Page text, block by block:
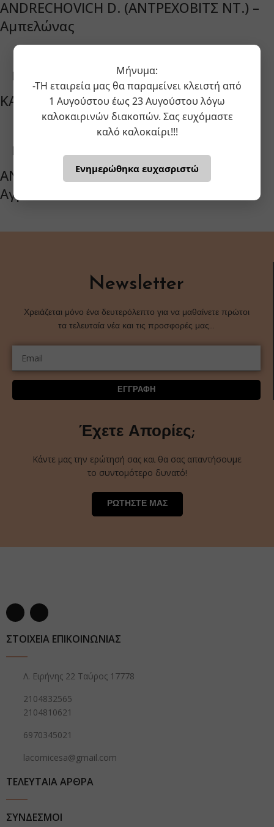
ANDRECHOVICH D. (ΑΝΤΡΕΧΟΒΙΤΣ ΝΤ.) –
Aμπελώνας
KADHIM (ΚΑΝΤΙΜ) 36-175 / 3
ANDRECHOVICH D. (ΑΝΤΡΕΧΟΒΙΤΣ ΝΤ.) –
Αγροικία
Newsletter
Χρειάζεται μόνο ένα δευτερόλεπτο για να μαθαίνετε πρώτοι
τα τελευταία νέα και τις προσφορές μας…
ΕΓΓΡΑΦΗ
Έχετε Απορίες;
Κάντε μας την ερώτησή σας και θα σας απαντήσουμε
το συντομότερο δυνατό!
ΡΩΤΗΣΤΕ ΜΑΣ
ΣΤΟΙΧΕΙΑ ΕΠΙΚΟΙΝΩΝΙΑΣ
Λ. Ειρήνης 22 Ταύρος 17778
2104832565
2104810621
6970345021
lacornicesa@gmail.com
ΤΕΛΕΥΤΑΙΑ ΑΡΘΡΑ
ΣΥΝΔΕΣΜΟΙ
Μήνυμα:
-ΤΗ εταιρεία μας θα παραμείνει κλειστή από
1 Αυγούστου έως 23 Αυγούστου λόγω
καλοκαιρινών διακοπών. Σας ευχόμαστε
καλό καλοκαίρι!!!
Ενημερώθηκα ευχασριστώ